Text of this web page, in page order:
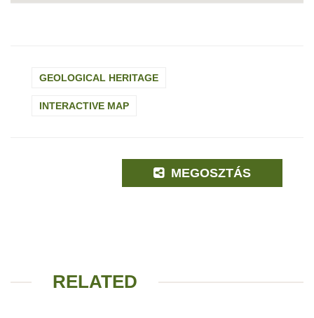
GEOLOGICAL HERITAGE
INTERACTIVE MAP
MEGOSZTÁS
RELATED